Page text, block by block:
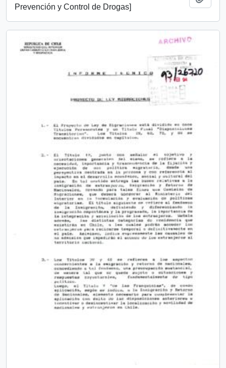
Prevención y Control de Drogas]